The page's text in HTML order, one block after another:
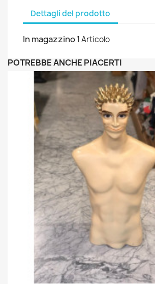
Dettagli del prodotto
In magazzino1 Articolo
POTREBBE ANCHE PIACERTI